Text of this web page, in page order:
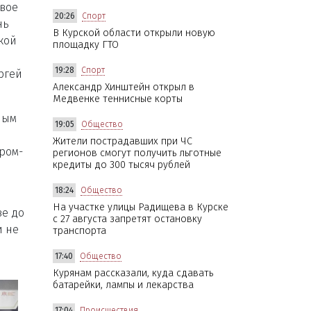
до
не
20:26 Спорт
В Курской области открыли новую
площадку ГТО
19:28 Спорт
Александр Хинштейн открыл в
Медвенке теннисные корты
19:05 Общество
Жители пострадавших при ЧС
регионов смогут получить льготные
кредиты до 300 тысяч рублей
18:24 Общество
На участке улицы Радищева в Курске
с 27 августа запретят остановку
транспорта
17:40 Общество
Курянам рассказали, куда сдавать
батарейки, лампы и лекарства